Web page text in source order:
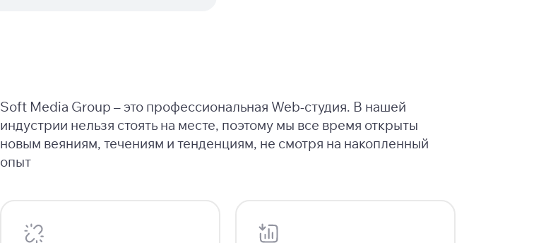
Soft Media Group – это профессиональная Web-студия. В нашей
индустрии нельзя стоять на месте, поэтому мы все время открыты
новым веяниям, течениям и тенденциям, не смотря на накопленный
опыт